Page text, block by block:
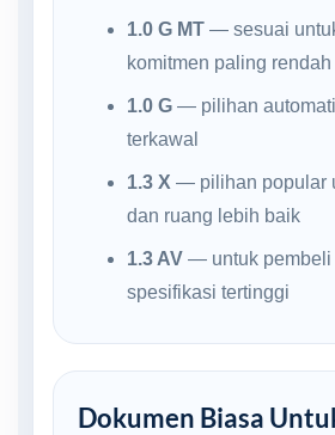
1.0 G MT— sesuai
komitmen paling rendah
1.0 G— pilihan
terkawal
1.3 X — pilihan popular
dan ruang lebih baik
1.3 AV— untuk pembeli
spesifikasi tertinggi
Dokumen Biasa